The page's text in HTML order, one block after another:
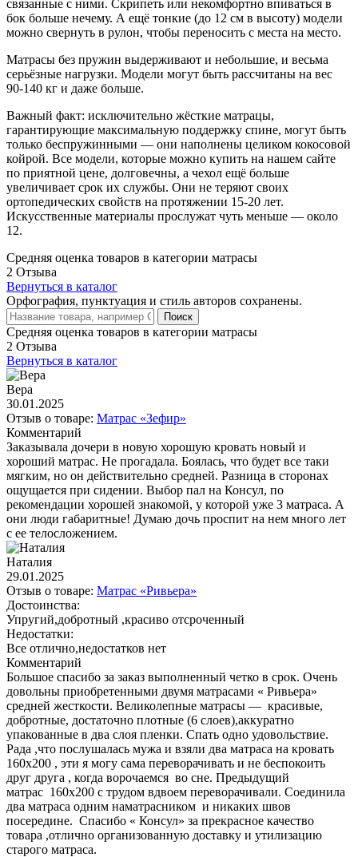
связанные с ними. Скрипеть или некомфортно впиваться в
бок больше нечему. А ещё тонкие (до 12 см в высоту) модели
можно свернуть в рулон, чтобы переносить с места на место.
Матрасы без пружин выдерживают и небольшие, и весьма
серьёзные нагрузки. Модели могут быть рассчитаны на вес
90-140 кг и даже больше.
Важный факт: исключительно жёсткие матрацы,
гарантирующие максимальную поддержку спине, могут быть
только беспружинными — они наполнены целиком кокосовой
койрой. Все модели, которые можно купить на нашем сайте
по приятной цене, долговечны, а чехол ещё больше
увеличивает срок их службы. Они не теряют своих
ортопедических свойств на протяжении 15-20 лет.
Искусственные материалы прослужат чуть меньше — около
12.
Средняя оценка товаров в категории матрасы
2 Отзыва
Вернуться в каталог
Орфография, пунктуация и стиль авторов сохранены.
Поиск
Средняя оценка товаров в категории матрасы
2 Отзыва
Вернуться в каталог
Вера
30.01.2025
Отзыв о товаре: Матрас «Зефир»
Комментарий
Заказывала дочери в новую хорошую кровать новый и
хороший матрас. Не прогадала. Боялась, что будет все таки
мягким, но он действительно средней. Разница в сторонах
ощущается при сидении. Выбор пал на Консул, по
рекомендации хорошей знакомой, у которой уже 3 матраса. А
они люди габаритные! Думаю дочь проспит на нем много лет
с ее телосложением.
Наталия
29.01.2025
Отзыв о товаре: Матрас «Ривьера»
Достоинства:
Упругий,добротный ,красиво отсроченный
Недостатки:
Все отлично,недостатков нет
Комментарий
Большое спасибо за заказ выполненный четко в срок. Очень
довольны приобретенными двумя матрасами « Ривьера»
средней жесткости. Великолепные матрасы — красивые,
добротные, достаточно плотные (6 слоев),аккуратно
упакованные в два слоя пленки. Спать одно удовольствие.
Рада ,что послушалась мужа и взяли два матраса на кровать
160х200 , эти я могу сама переворачивать и не беспокоить
друг друга , когда ворочаемся во сне. Предыдущий
матрас 160х200 с трудом вдвоем переворачивали. Соединила
два матраса одним наматрасником и никаких швов
посередине. Спасибо « Консул» за прекрасное качество
товара ,отлично организованную доставку и утилизацию
старого матраса.